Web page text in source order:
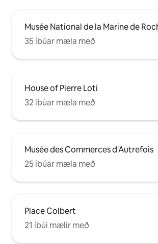
Musée National de la Marine de
35 íbúar mæla með
House of Pierre Loti
32 íbúar mæla með
Musée des Commerces d'Autrefois
25 íbúar mæla með
Place Colbert
21 íbúi mælir með